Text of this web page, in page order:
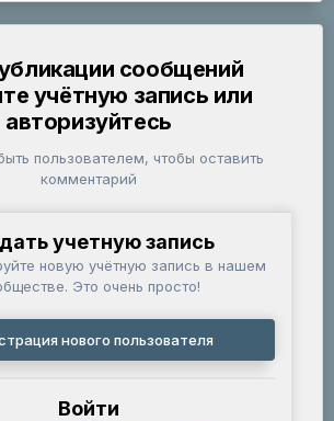
сообщений
учётную запись или
авторизуйтесь
пользователем, чтобы оставить
комментарий
учетную запись
новую учётную запись в нашем
Это очень просто!
нового пользователя
Войти